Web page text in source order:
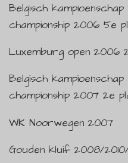
Belgisch
championship 2006 5e
Luxemburg open 2006
Belgisch
championship 2007 2e
WK Noorwegen 2007
Gouden kluif 2008/